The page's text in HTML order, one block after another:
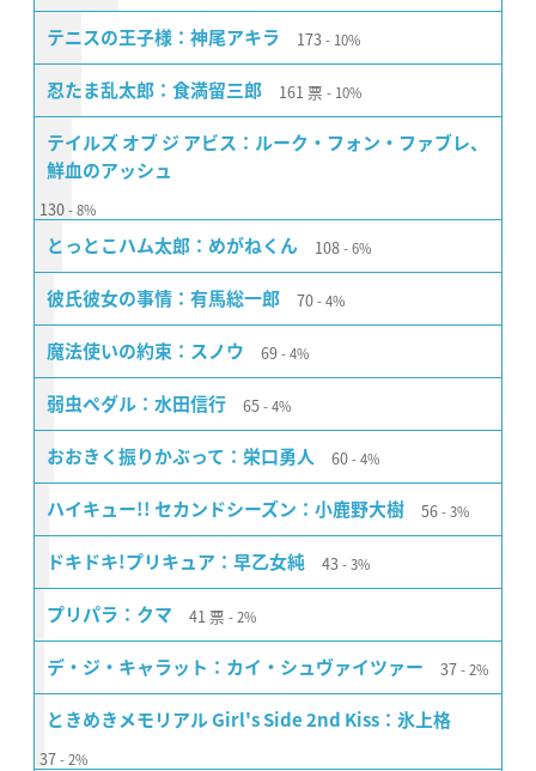
テニスの王子様：神尾アキラ 173 10%
忍たま乱太郎：食満留三郎 161 票 10%
テイルズ オブ ジ アビス：ルーク・フォン・ファブレ、
鮮血のアッシュ
130 8%
とっとこハム太郎：めがねくん 108 6%
彼氏彼女の事情：有馬総一郎 70 4%
魔法使いの約束：スノウ 69 4%
弱虫ペダル：水田信行 65 4%
おおきく振りかぶって：栄口勇人 60 4%
ハイキュー!! セカンドシーズン：小鹿野大樹 56 3%
ドキドキ!プリキュア：早乙女純 43 3%
プリパラ：クマ 41 票 2%
デ・ジ・キャラット：カイ・シュヴァイツァー 37 2%
ときめきメモリアル Girl's Side 2nd Kiss：氷上格
37 2%